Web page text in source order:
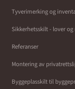
Tyverimerking og
Sikkerhetsskilt - lover og
Referanser
Montering av
Byggeplasskilt til